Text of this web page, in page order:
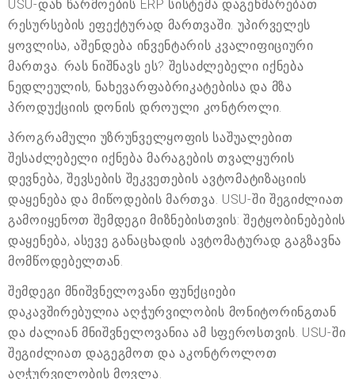
USU-დან წარმოების ERP სისტემა დაგეხმარებათ
რესურსების ეფექტურად მართვაში. უპირველეს
ყოვლისა, აშენდება ინვენტარის კვალიფიციური
მართვა. რას ნიშნავს ეს? შესაძლებელი იქნება
ნედლეულის, ნახევარფაბრიკატებისა და მზა
პროდუქციის დონის დროული კონტროლი.
პროგრამული უზრუნველყოფის საშუალებით
შესაძლებელი იქნება მარაგების თვალყურის
დევნება, შევსების შეკვეთების ავტომატიზაციის
დაყენება და მიწოდების მართვა. USU-ში შეგიძლიათ
გამოიყენოთ შემდეგი მიზნებისთვის: შეტყობინებების
დაყენება, ასევე განაცხადის ავტომატურად გაგზავნა
მომწოდებელთან.
შემდეგი მნიშვნელოვანი ფუნქციები
დაკავშირებულია აღჭურვილობის მონიტორინგთან
და ძალიან მნიშვნელოვანია ამ სფეროსთვის. USU-ში
შეგიძლიათ დაგეგმოთ და აკონტროლოთ
აღჭურვილობის მოვლა.